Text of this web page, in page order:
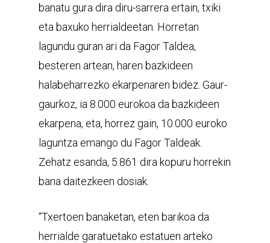
banatu gura dira diru-sarrera ertain, txiki
eta baxuko herrialdeetan. Horretan
lagundu guran ari da Fagor Taldea,
besteren artean, haren bazkideen
halabeharrezko ekarpenaren bidez. Gaur-
gaurkoz, ia 8.000 eurokoa da bazkideen
ekarpena, eta, horrez gain, 10.000 euroko
laguntza emango du Fagor Taldeak.
Zehatz esanda, 5.861 dira kopuru horrekin
bana daitezkeen dosiak.
“Txertoen banaketan, eten barikoa da
herrialde garatuetako estatuen arteko